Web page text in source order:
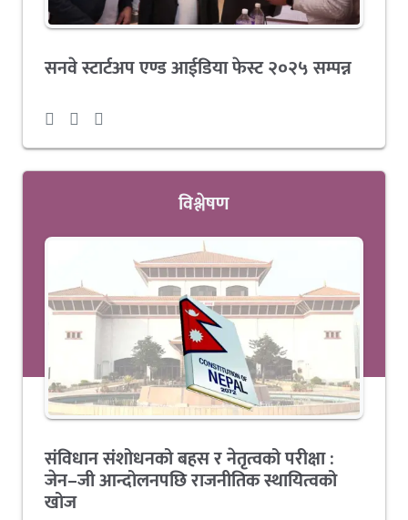
सनवे स्टार्टअप एण्ड आईडिया फेस्ट २०२५ सम्पन्न
विश्लेषण
संविधान संशोधनको बहस र नेतृत्वको परीक्षा :
जेन–जी आन्दोलनपछि राजनीतिक स्थायित्वको
खोज